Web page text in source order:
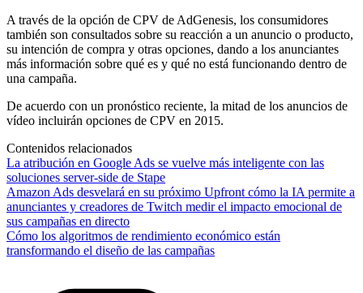
A través de la opción de CPV de AdGenesis, los consumidores
también son consultados sobre su reacción a un anuncio o producto,
su intención de compra y otras opciones, dando a los anunciantes
más información sobre qué es y qué no está funcionando dentro de
una campaña.
De acuerdo con un pronóstico reciente, la mitad de los anuncios de
vídeo incluirán opciones de CPV en 2015.
Contenidos relacionados
La atribución en Google Ads se vuelve más inteligente con las
soluciones server-side de Stape
Amazon Ads desvelará en su próximo Upfront cómo la IA permite a
anunciantes y creadores de Twitch medir el impacto emocional de
sus campañas en directo
Cómo los algoritmos de rendimiento económico están
transformando el diseño de las campañas